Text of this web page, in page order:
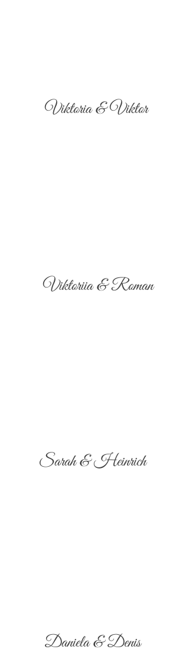
Viktoria & Viktor
Viktoriia & Roman
Sarah & Heinrich
Daniela & Denis